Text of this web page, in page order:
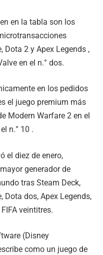
en la tabla son los
Dota 2 y Apex Legends ,
en el n.° dos.
en los pedidos
el juego premium más
Modern Warfare 2 en el
n.° 10 .
el diez de enero,
generador de
tras Steam Deck,
Dota dos, Apex Legends,
veintitres.
(Disney
como un juego de